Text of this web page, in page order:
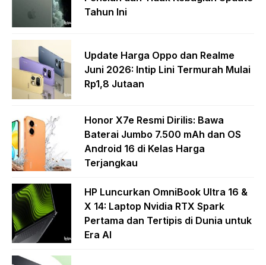
Tahun Ini
Update Harga Oppo dan Realme
Juni 2026: Intip Lini Termurah Mulai
Rp1,8 Jutaan
Honor X7e Resmi Dirilis: Bawa
Baterai Jumbo 7.500 mAh dan OS
Android 16 di Kelas Harga
Terjangkau
HP Luncurkan OmniBook Ultra 16 &
X 14: Laptop Nvidia RTX Spark
Pertama dan Tertipis di Dunia untuk
Era AI